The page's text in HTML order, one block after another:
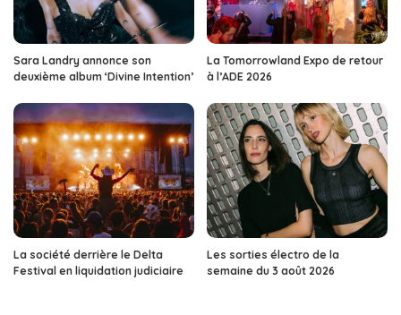
Sara Landry annonce son
deuxième album ‘Divine Intention’
La Tomorrowland Expo de retour
à l’ADE 2026
La société derrière le Delta
Festival en liquidation judiciaire
Les sorties électro de la
semaine du 3 août 2026